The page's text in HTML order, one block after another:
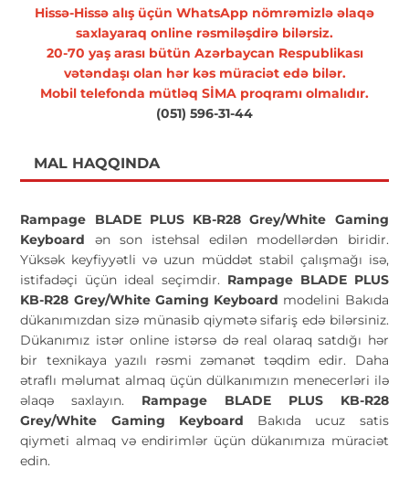
Hissə-Hissə alış üçün WhatsApp nömrəmizlə əlaqə
saxlayaraq online rəsmiləşdirə bilərsiz.
20-70 yaş arası bütün Azərbaycan Respublikası
vətəndaşı olan hər kəs müraciət edə bilər.
Mobil telefonda mütləq SİMA proqramı olmalıdır.
(051) 596-31-44
MAL HAQQINDA
Rampage BLADE PLUS KB-R28 Grey/White Gaming
Keyboard ən son istehsal edilən modellərdən biridir.
Yüksək keyfiyyətli və uzun müddət stabil çalışmağı isə,
istifadəçi üçün ideal seçimdir. Rampage BLADE PLUS
KB-R28 Grey/White Gaming Keyboard modelini Bakıda
dükanımızdan sizə münasib qiymətə sifariş edə bilərsiniz.
Dükanımız istər online istərsə də real olaraq satdığı hər
bir texnikaya yazılı rəsmi zəmanət təqdim edir. Daha
ətraflı məlumat almaq üçün dülkanımızın menecerləri ilə
əlaqə saxlayın. Rampage BLADE PLUS KB-R28
Grey/White Gaming Keyboard Bakıda ucuz satis
qiymeti almaq və endirimlər üçün dükanımıza müraciət
edin.